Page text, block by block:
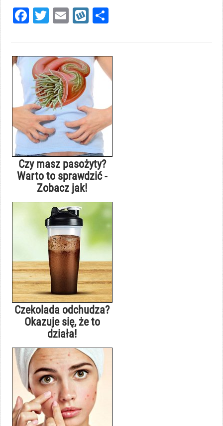
Facebook
Twitter
EmailWykop
Czy masz pasożyty?
Warto to sprawdzić -
Zobacz jak!
Czekolada odchudza?
Okazuje się, że to
działa!